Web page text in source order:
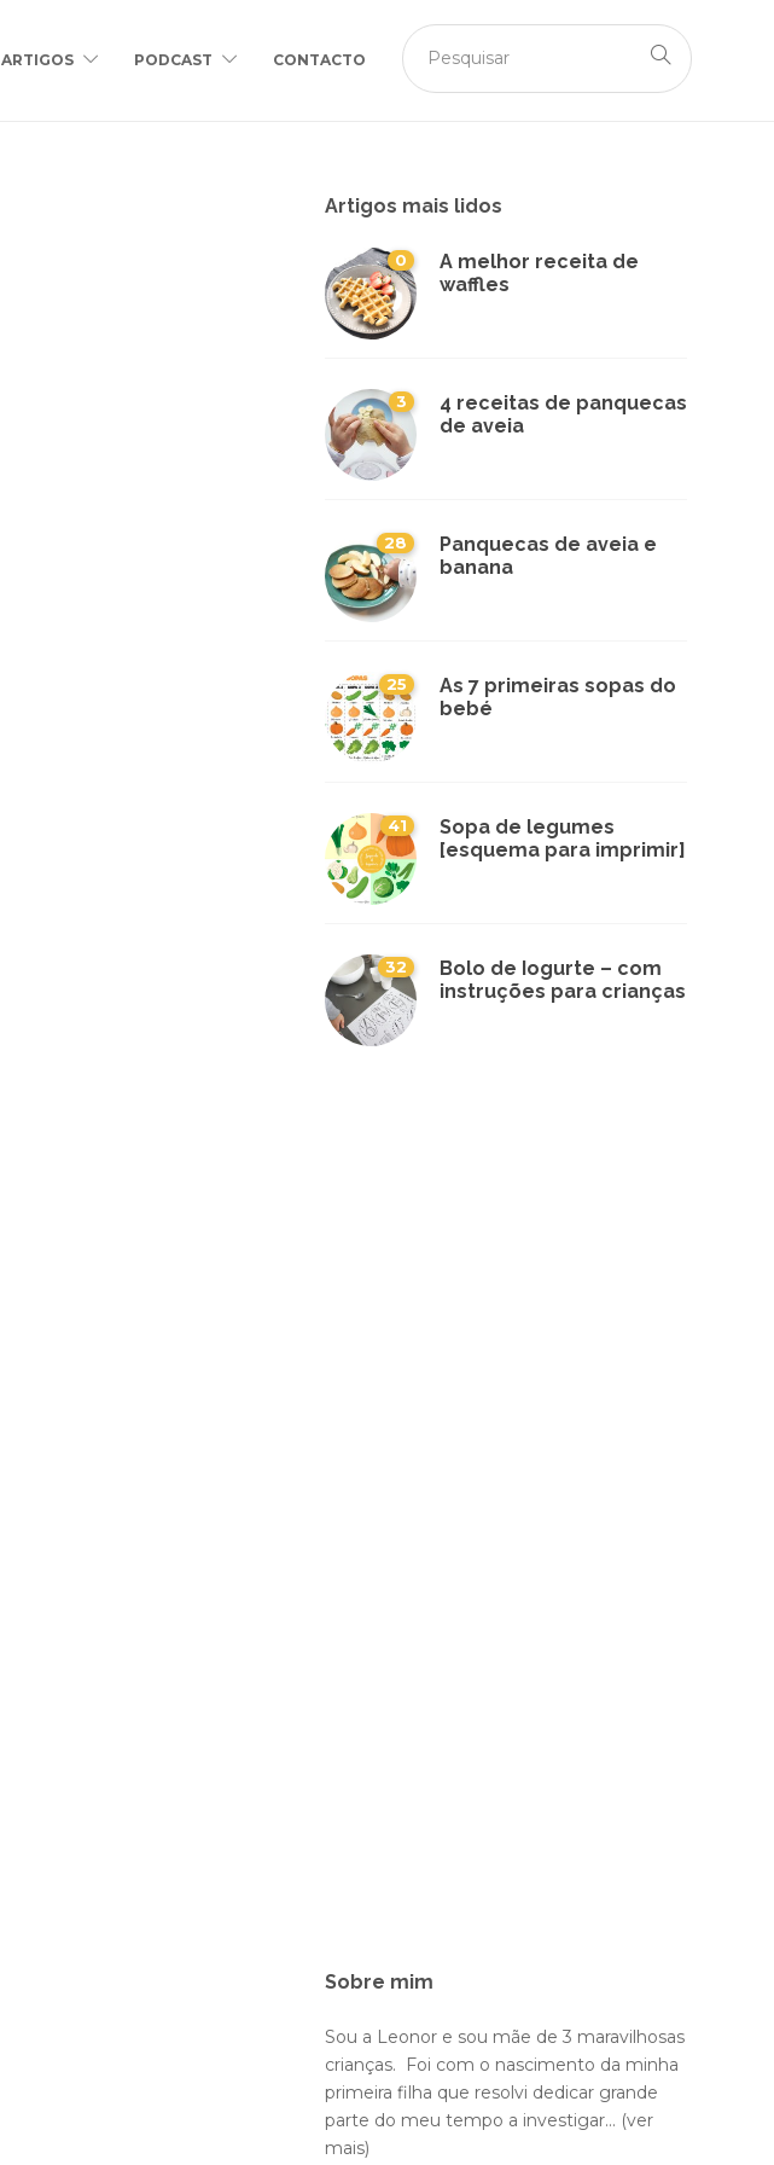
ARTIGOS PODCAST CONTACTO
Artigos mais lidos
0
A melhor receita de
waffles
3
4 receitas de panquecas
de aveia
28
Panquecas de aveia e
banana
25
As 7 primeiras sopas do
bebé
41
Sopa de legumes
[esquema para imprimir]
32
Bolo de Iogurte – com
instruções para crianças
Sobre mim
Sou a Leonor e sou mãe de 3 maravilhosas
crianças. Foi com o nascimento da minha
primeira filha que resolvi dedicar grande
parte do meu tempo a investigar... (ver
mais)